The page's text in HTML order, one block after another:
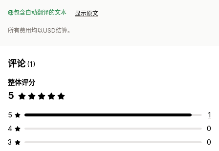
包含自动翻译的文本 显示原文
所有费用均以USD结算。
评论(1)
整体评分
5
5
1
4
0
3
0